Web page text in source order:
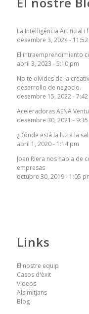
La Intel·ligència Artificial
desembre 3, 2024 -
El intraemprendimiento
abril 3, 2023 - 5:10 pm
No te olvides de la
desarrollo de negocio.
desembre 15, 2022 -
Aceleradoras AENA
desembre 30, 2021 -
¿Dónde está la luz a la
abril 1, 2020 - 1:14 pm
Joan Riera nos habla de
empresas
octubre 30, 2019 - 1:05
Links
El nostre equip
Casos d'èxit
Videos
Als mitjans
Blog